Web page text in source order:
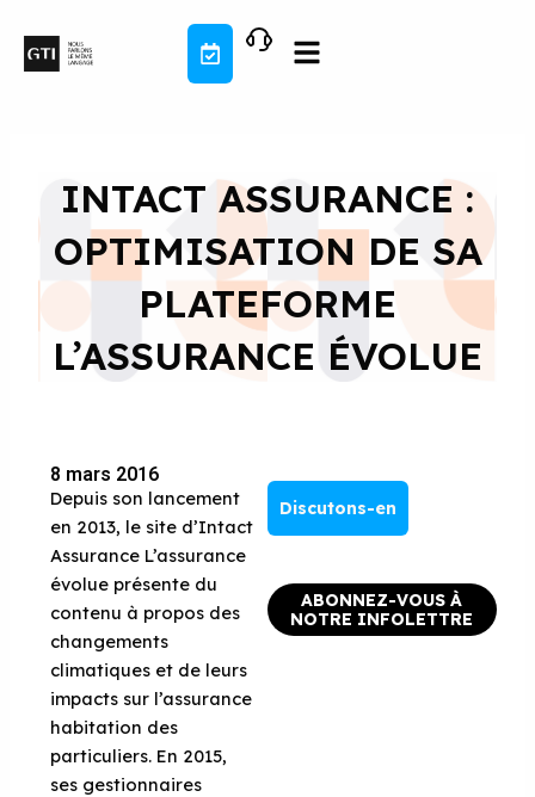
contenu
INTACT ASSURANCE :
OPTIMISATION DE SA
PLATEFORME
L’ASSURANCE ÉVOLUE
8 mars 2016
Depuis son lancement
en 2013, le site d’Intact
Assurance L’assurance
évolue présente du
contenu à propos des
changements
climatiques et de leurs
impacts sur l’assurance
habitation des
particuliers. En 2015,
ses gestionnaires
Discutons-en
ABONNEZ-VOUS À
NOTRE INFOLETTRE